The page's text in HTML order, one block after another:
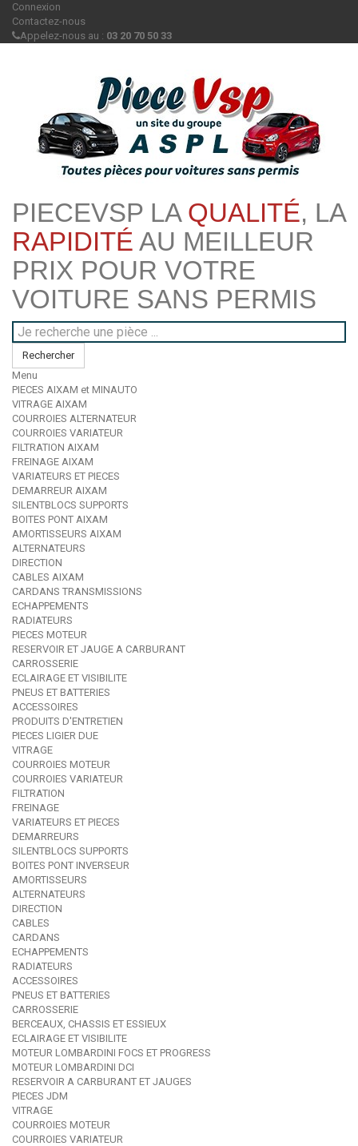
Connexion
Contactez-nous
Appelez-nous au : 03 20 70 50 33
PIECEVSP LA QUALITÉ, LA
RAPIDITÉ AU MEILLEUR
PRIX POUR VOTRE
VOITURE SANS PERMIS
Rechercher
Menu
PIECES AIXAM et MINAUTO
VITRAGE AIXAM
COURROIES ALTERNATEUR
COURROIES VARIATEUR
FILTRATION AIXAM
FREINAGE AIXAM
VARIATEURS ET PIECES
DEMARREUR AIXAM
SILENTBLOCS SUPPORTS
BOITES PONT AIXAM
AMORTISSEURS AIXAM
ALTERNATEURS
DIRECTION
CABLES AIXAM
CARDANS TRANSMISSIONS
ECHAPPEMENTS
RADIATEURS
PIECES MOTEUR
RESERVOIR ET JAUGE A CARBURANT
CARROSSERIE
ECLAIRAGE ET VISIBILITE
PNEUS ET BATTERIES
ACCESSOIRES
PRODUITS D'ENTRETIEN
PIECES LIGIER DUE
VITRAGE
COURROIES MOTEUR
COURROIES VARIATEUR
FILTRATION
FREINAGE
VARIATEURS ET PIECES
DEMARREURS
SILENTBLOCS SUPPORTS
BOITES PONT INVERSEUR
AMORTISSEURS
ALTERNATEURS
DIRECTION
CABLES
CARDANS
ECHAPPEMENTS
RADIATEURS
ACCESSOIRES
PNEUS ET BATTERIES
CARROSSERIE
BERCEAUX, CHASSIS ET ESSIEUX
ECLAIRAGE ET VISIBILITE
MOTEUR LOMBARDINI FOCS ET PROGRESS
MOTEUR LOMBARDINI DCI
RESERVOIR A CARBURANT ET JAUGES
PIECES JDM
VITRAGE
COURROIES MOTEUR
COURROIES VARIATEUR